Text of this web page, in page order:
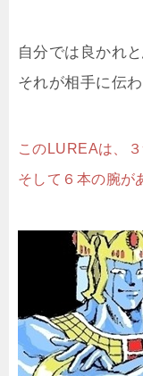
自分では良かれと
それが相手に伝
このLUREAは、
そして６本の腕が